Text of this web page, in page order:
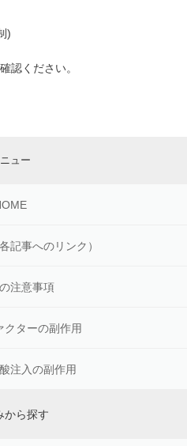
)
認ください。
ュー
記事へのリンク）
注意事項
クターの副作用
注入の副作用
から探す